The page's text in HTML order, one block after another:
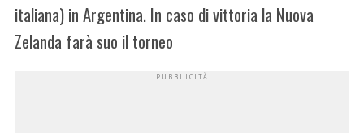
italiana) in Argentina. In caso di vittoria la Nuova
Zelanda farà suo il torneo